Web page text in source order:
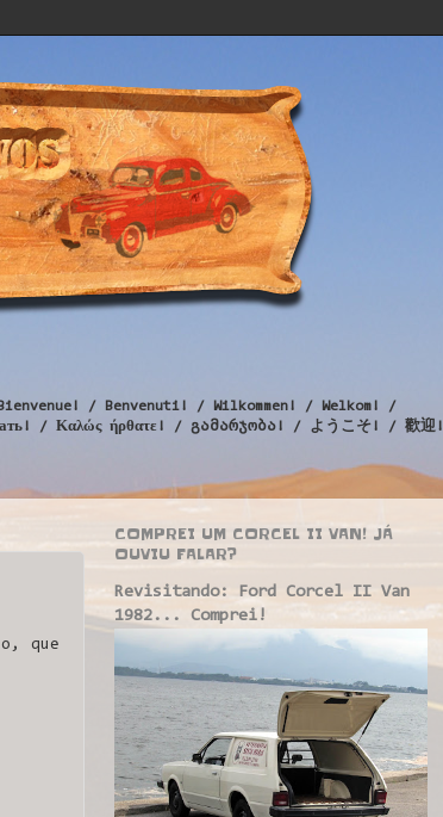
/ Benvenuti! / Wilkommen! / Welkom! /
/ Καλώς ήρθατε! / გამარჯობა! / ようこそ! / 歡迎!
que
COMPREI UM CORCEL II VAN! JÁ
OUVIU FALAR?
Revisitando: Ford Corcel II Van
1982... Comprei!